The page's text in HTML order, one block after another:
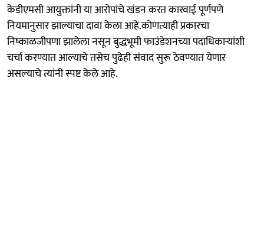
केडीएमसी आयुक्तांनी या आरोपांचे खंडन करत कारवाई पूर्णपणे
नियमानुसार झाल्याचा दावा केला आहे.कोणत्याही प्रकारचा
निष्काळजीपणा झालेला नसून बुद्धभूमी फाउंडेशनच्या पदाधिकाऱ्यांशी
चर्चा करण्यात आल्याचे तसेच पुढेही संवाद सुरू ठेवण्यात येणार
असल्याचे त्यांनी स्पष्ट केले आहे.